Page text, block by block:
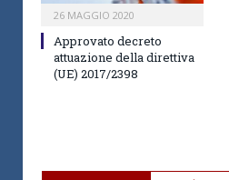
26 MAGGIO 2020
Approvato decreto
attuazione della direttiva
(UE) 2017/2398